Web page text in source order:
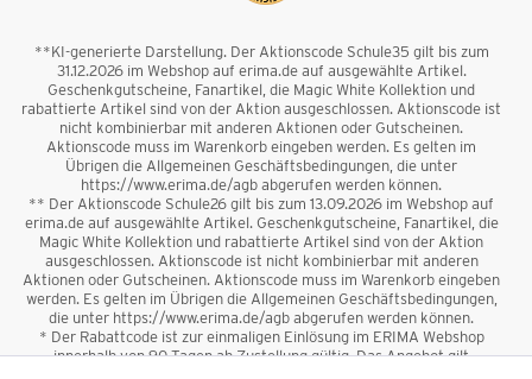
**KI-generierte Darstellung. Der Aktionscode Schule35 gilt bis zum
31.12.2026 im Webshop auf erima.de auf ausgewählte Artikel.
Geschenkgutscheine, Fanartikel, die Magic White Kollektion und
rabattierte Artikel sind von der Aktion ausgeschlossen. Aktionscode ist
nicht kombinierbar mit anderen Aktionen oder Gutscheinen.
Aktionscode muss im Warenkorb eingeben werden. Es gelten im
Übrigen die Allgemeinen Geschäftsbedingungen, die unter
https://www.erima.de/agb abgerufen werden können.
** Der Aktionscode Schule26 gilt bis zum 13.09.2026 im Webshop auf
erima.de auf ausgewählte Artikel. Geschenkgutscheine, Fanartikel, die
Magic White Kollektion und rabattierte Artikel sind von der Aktion
ausgeschlossen. Aktionscode ist nicht kombinierbar mit anderen
Aktionen oder Gutscheinen. Aktionscode muss im Warenkorb eingeben
werden. Es gelten im Übrigen die Allgemeinen Geschäftsbedingungen,
die unter https://www.erima.de/agb abgerufen werden können.
* Der Rabattcode ist zur einmaligen Einlösung im ERIMA Webshop
innerhalb von 90 Tagen ab Zustellung gültig. Das Angebot gilt